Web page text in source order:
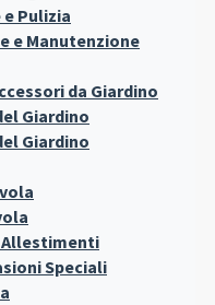
Pulizia
e Manutenzione
da Giardino
Giardino
Giardino
Speciali